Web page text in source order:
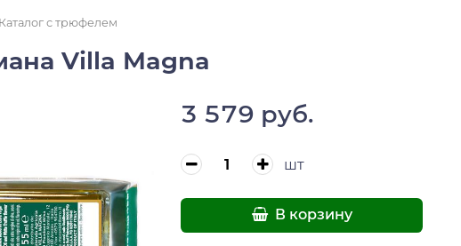
Каталог с трюфелем
Villa Magna
3 579 руб.
шт
В корзину